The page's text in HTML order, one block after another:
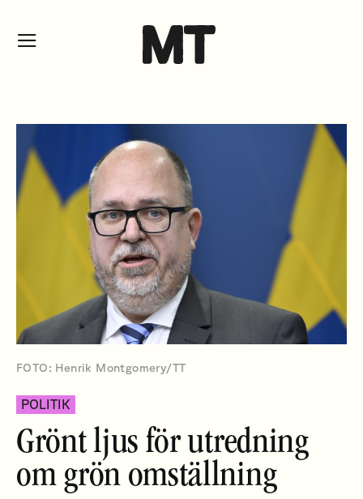
FOTO: Henrik Montgomery/TT
POLITIK
Grönt ljus för utredning
om grön omställning